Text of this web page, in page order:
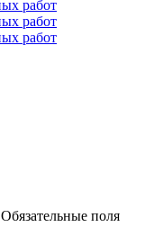
Обязательные поля